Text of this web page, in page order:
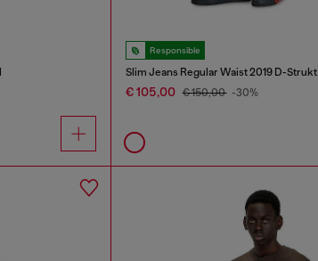
Responsible
Slim Jeans Regular Waist 2019 D-Strukt
€ 105,00 € 150,00 -30%